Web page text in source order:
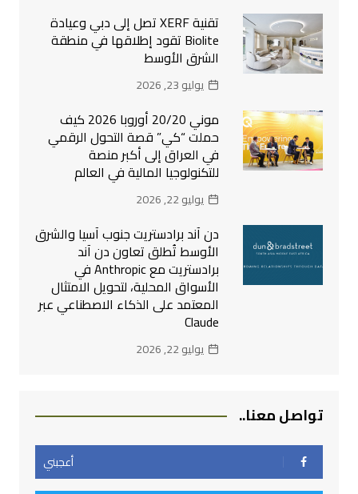
تقنية XERF تصل إلى دبي وعيادة
Biolite تقود إطلاقها في منطقة
الشرق الأوسط
يوليو 23, 2026
موني 20/20 أوروبا 2026 كيف
حملت “كي” قصة التحول الرقمي
في العراق إلى أكبر منصة
للتكنولوجيا المالية في العالم
يوليو 22, 2026
دن آند برادستريت جنوب آسيا والشرق
الأوسط تُطلق تعاون دن آند
برادستريت مع Anthropic في
الأسواق المحلية، لتحويل الامتثال
المعتمد على الذكاء الاصطناعي عبر
Claude
يوليو 22, 2026
تواصل معنا..
أعجبني